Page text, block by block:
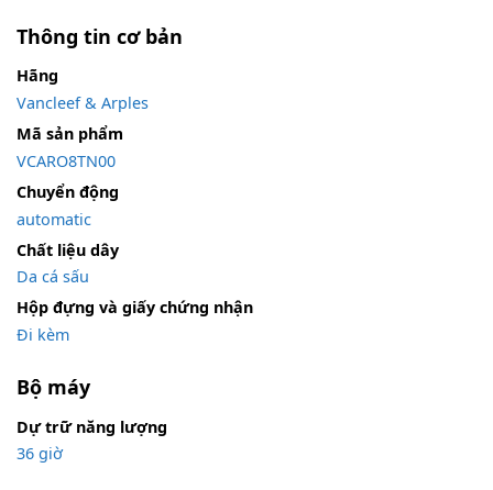
Thông tin cơ bản
Hãng
Vancleef & Arples
Mã sản phẩm
VCARO8TN00
Chuyển động
automatic
Chất liệu dây
Da cá sấu
Hộp đựng và giấy chứng nhận
Đi kèm
Bộ máy
Dự trữ năng lượng
36 giờ